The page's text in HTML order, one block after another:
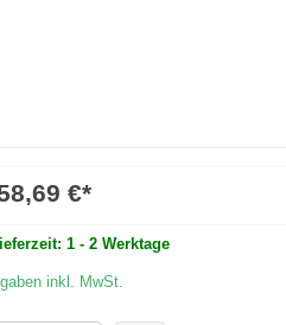
€*
1 - 2 Werktage
inkl. MwSt.